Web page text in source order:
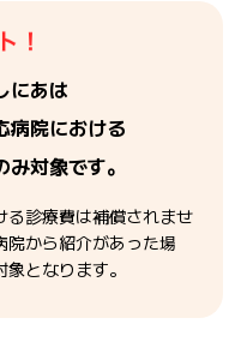
にあは
病院における
対象です。
る診療費は補償されませ
院から紹介があった場
となります。